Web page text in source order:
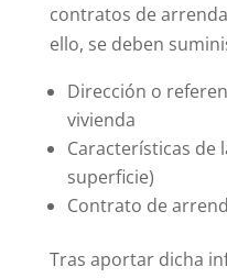
contratos de
ello, se deben
Dirección o
vivienda
Características de
superficie)
Contrato de
Tras aportar dicha